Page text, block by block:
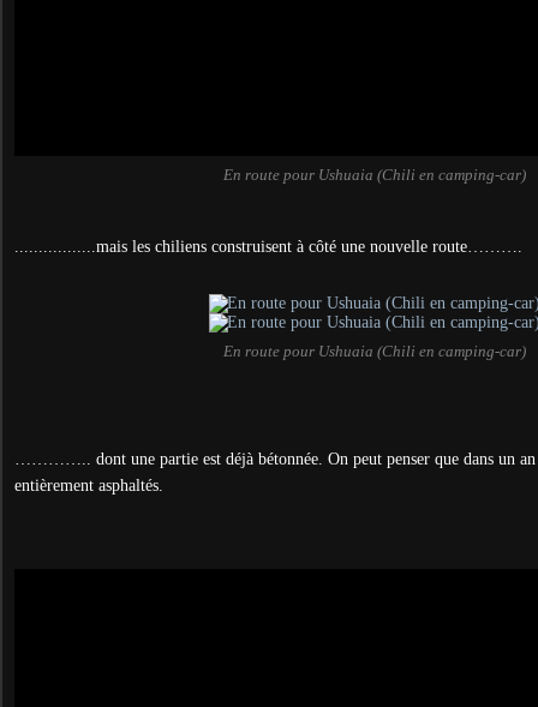
En route pour Ushuaia (Chili en camping-car)
.................mais les chiliens construisent à côté une nouvelle route……….
En route pour Ushuaia (Chili en camping-car)
………….. dont une partie est déjà bétonnée. On peut penser que dans un an
entièrement asphaltés.